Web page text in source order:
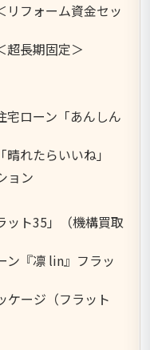
リフォーム資金セッ
超長期固定＞
宅ローン「あんしん
れたらいいね」
ョン
ット35」（機構買取
ン『凛 lin』フラッ
ケージ（フラット